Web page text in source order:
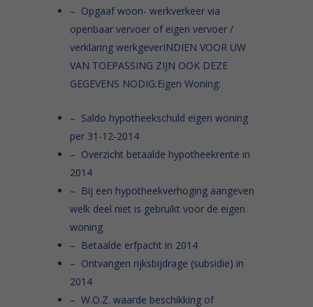
– Opgaaf woon- werkverkeer via
openbaar vervoer of eigen vervoer /
verklaring werkgeverINDIEN VOOR UW
VAN TOEPASSING ZIJN OOK DEZE
GEGEVENS NODIG:Eigen Woning:
– Saldo hypotheekschuld eigen woning
per 31-12-2014
– Overzicht betaalde hypotheekrente in
2014
– Bij een hypotheekverhoging aangeven
welk deel niet is gebruikt voor de eigen
woning
– Betaalde erfpacht in 2014
– Ontvangen rijksbijdrage (subsidie) in
2014
– W.O.Z. waarde beschikking of